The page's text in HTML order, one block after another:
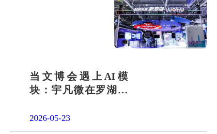
当文博会遇上AI模
块：宇凡微在罗湖展
答卷
2026-05-23